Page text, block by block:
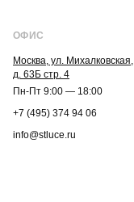
ОФИС
Москва, ул. Михалковская,
д. 63Б стр. 4
Пн-Пт 9:00 — 18:00
+7 (495) 374 94 06
info@stluce.ru